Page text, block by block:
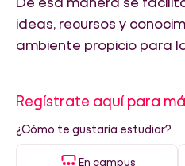
ideas, recursos y
ambiente propicio para
Regístrate aquí para
¿Cómo te gustaría estudiar?
En campus